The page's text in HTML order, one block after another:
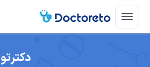
دکترتو